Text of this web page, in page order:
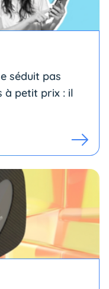
séduit pas
à petit prix : il